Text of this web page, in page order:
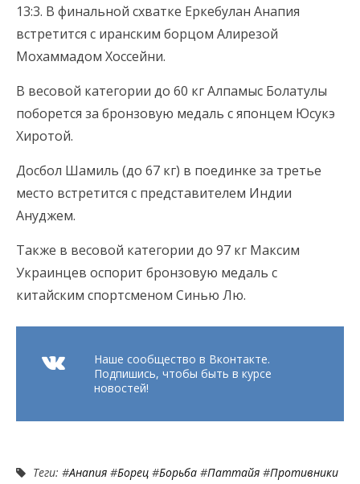
13:3. В финальной схватке Еркебулан Анапия
встретится с иранским борцом Алирезой
Мохаммадом Хоссейни.
В весовой категории до 60 кг Алпамыс Болатулы
поборется за бронзовую медаль с японцем Юсукэ
Хиротой.
Досбол Шамиль (до 67 кг) в поединке за третье
место встретится с представителем Индии
Ануджем.
Также в весовой категории до 97 кг Максим
Украинцев оспорит бронзовую медаль с
китайским спортсменом Синью Лю.
Наше сообщество в Вконтакте.
Подпишись, чтобы быть в курсе
новостей!
Теги: #Анапия #Борец #Борьба #Паттайя #Противники